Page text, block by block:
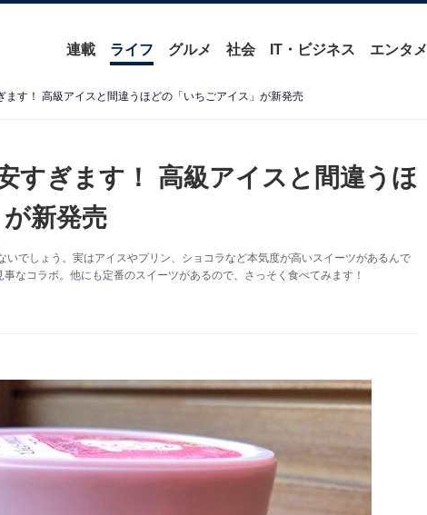
連載 ライフ グルメ 社会 IT・ビジネス エンタメ
ます！ 高級アイスと間違うほどの「いちごアイス」が新発売
すぎます！ 高級アイスと間違うほ
新発売
でしょう。実はアイスやプリン、ショコラなど本気度が高いスイーツがあるんで
なコラボ。他にも定番のスイーツがあるので、さっそく食べてみます！